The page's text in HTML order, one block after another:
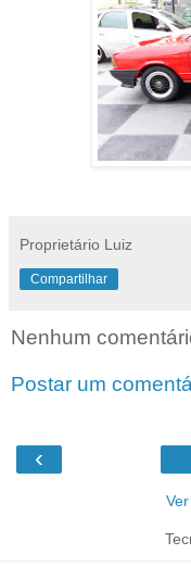
Proprietário Luiz
Compartilhar
Nenhum
Postar um
‹